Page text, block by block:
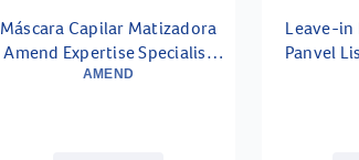
Máscara Capilar Matizadora
Amend Expertise Specialist
Blond 300g
AMEND
Leave-in
Panvel